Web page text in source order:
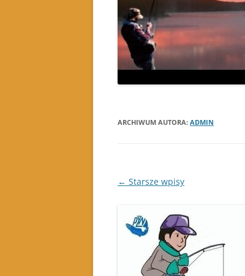
ARCHIWUM AUTORA: ADMIN
Nawigacja
← Starsze wpisy